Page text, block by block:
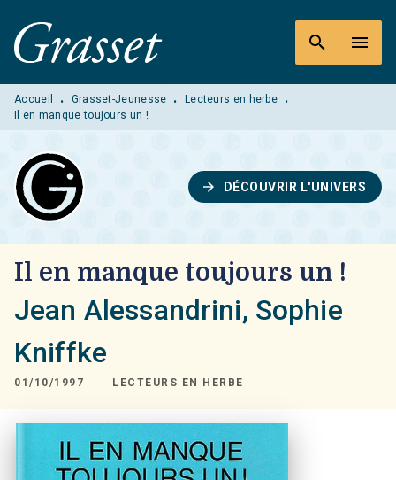
MENU RECHERCHE
PIED DE PAGE
search menu
Accueil • Grasset-Jeunesse • Lecteurs en herbe
•
Il en manque toujours un !
arrow_forward DÉCOUVRIR L'UNIVERS
Il en manque toujours un !
Jean Alessandrini, Sophie
Kniffke
01/10/1997 LECTEURS EN HERBE